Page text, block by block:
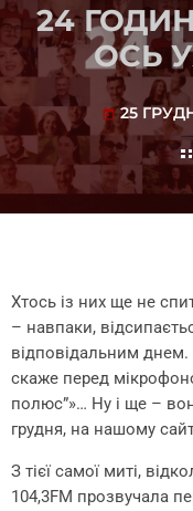
24
ОСЬ
today 25
Хтось із них ще не
– навпаки,
відповідальним
скаже перед
полюс”»… Ну і ще –
грудня, на нашому
З тієї самої миті,
104,3FM прозвучала